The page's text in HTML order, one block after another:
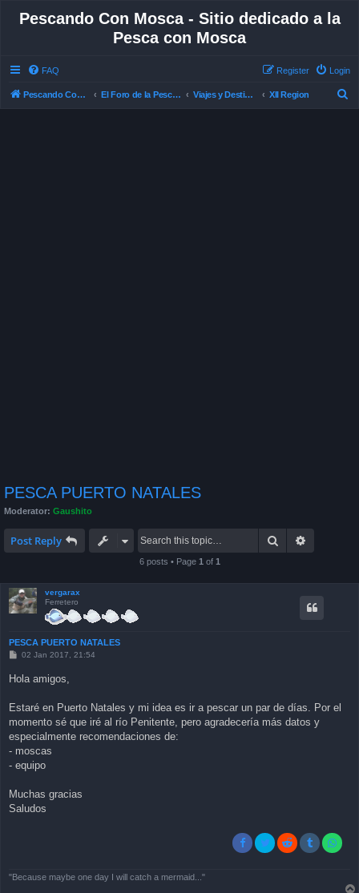
Pescando Con Mosca - Sitio dedicado a la
Pesca con Mosca
FAQ Login
Register
Pescando Con Mosca El Foro de la Pesca con Mosca en Chile Viajes y Destinos de Pesca XII Region
PESCA PUERTO NATALES
Moderator: Gaushito
Post Reply Search
6 posts • Page 1 of 1
vergarax
Ferretero
PESCA PUERTO NATALES
P
t
02 Jan 2017, 21:54
Hola amigos,
Estaré en Puerto Natales y mi idea es ir a pescar un par de días. Por el
momento sé que iré al río Penitente, pero agradecería más datos y
especialmente recomendaciones de:
- moscas
- equipo
Muchas gracias
Saludos
"Because maybe one day I will catch a mermaid..."